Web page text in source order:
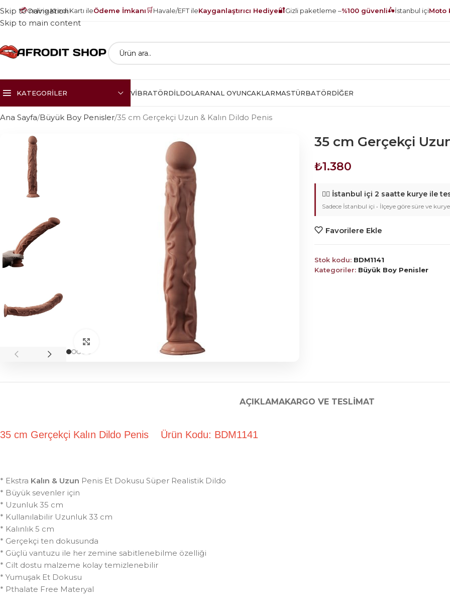
💳Online Kredi Kartı ileÖdeme İmkanı🛒Havale/EFT ileKayganlaştırıcı Hediye🔐Gizli paketleme –%100 güvenli🛵İstanbul içiMoto
Skip to navigation
Skip to main content
KATEGORILER VIBRATÖRDILDOLARANAL OYUNCAKLARMASTÜRBATÖRDIĞER
Ana Sayfa Büyük Boy Penisler 35 cm Gerçekçi Uzun & Kalın Dildo Penis
35 cm Gerçekçi
₺1.380
🚴‍♂️ İstanbul içi 2 saatte kurye ile
Sadece İstanbul içi • İlçeye göre süre ve
Favorilere Ekle
Stok kodu: BDM1141
Kategoriler: Büyük Boy Penisler
AÇIKLAMAKARGO VE TESLIMAT
35 cm Gerçekçi Kalın Dildo Penis Ürün Kodu: BDM1141
* Ekstra Kalın & Uzun Penis Et Dokusu Süper Realistik Dildo
* Büyük sevenler için
* Uzunluk 35 cm
* Kullanılabilir Uzunluk 33 cm
* Kalınlık 5 cm
* Gerçekçi ten dokusunda
* Güçlü vantuzu ile her zemine sabitlenebilme özelliği
* Cilt dostu malzeme kolay temizlenebilir
* Yumuşak Et Dokusu
* Pthalate Free Materyal